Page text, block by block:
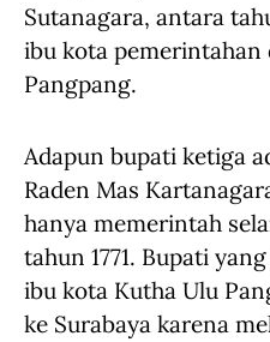
Sutanagara, antara
ibu kota pemerintahan
Pangpang.
Adapun bupati ketiga
Raden Mas
hanya memerintah
tahun 1771. Bupati
ibu kota Kutha Ulu
ke Surabaya karena